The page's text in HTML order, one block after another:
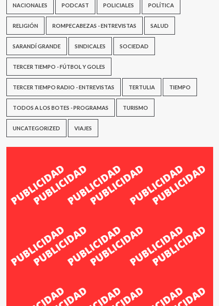
NACIONALES PODCAST POLICIALES POLÍTICA
RELIGIÓN ROMPECABEZAS - ENTREVISTAS SALUD
SARANDÍ GRANDE SINDICALES SOCIEDAD
TERCER TIEMPO - FÚTBOL Y GOLES
TERCER TIEMPO RADIO - ENTREVISTAS TERTULIA TIEMPO
TODOS A LOS BOTES - PROGRAMAS TURISMO
UNCATEGORIZED VIAJES